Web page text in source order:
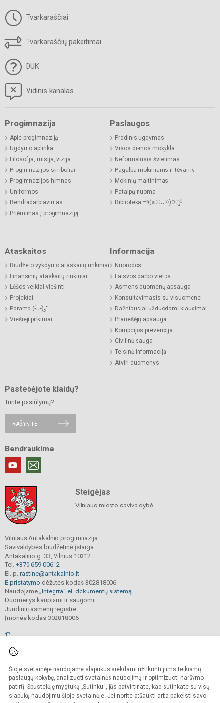
Šioje svetainėje naudojame slapukus siekdami užtikrinti jums teikiamų
paslaugų kokybę, analizuoti svetainės naudojimą ir optimizuoti naršymo
patirtį. Spustelėję mygtuką „Sutinku“, jūs patvirtinate, kad sutinkate su visų
slapukų naudojimu šioje svetainėje. Jei norite atšaukti arba pakeisti savo
Tvarkaraščiai
Tvarkaraščių pakeitimai
DUK
Vidinis kanalas
Progimnazija
Apie progimnaziją
Ugdymo aplinka
Filosofija, misija, vizija
Progimnazijos simboliai
Progimnazijos himnas
Uniformos
Bendradarbiavimas
Priėmimas į progimnaziją
Paslaugos
Pradinis ugdymas
Visos dienos mokykla
Neformalusis švietimas
Pagalba mokiniams ir tėvams
Mokinių maitinimas
Patalpų nuoma
Biblioteka =͟͟͞͞٩(๑☉ᴗ☉)੭ु⁾⁾
Ataskaitos
Biudžeto vykdymo ataskaitų rinkiniai
Finansinių ataskaitų rinkiniai
Lėšos veiklai viešinti
Projektai
Parama (•̀ᴗ•́)و ̑̑
Viešieji pirkimai
Informacija
Nuorodos
Laisvos darbo vietos
Asmens duomenų apsauga
Konsultavimasis su visuomene
Dažniausiai užduodami klausimai
Pranešėjų apsauga
Korupcijos prevencija
Civilinė sauga
Teisinė informacija
Atviri duomenys
Pastebėjote klaidų?
Turite pasiūlymų?
RAŠYKITE
Bendraukime
Steigėjas
Vilniaus miesto savivaldybė
Vilniaus Antakalnio progimnazija
Savivaldybės biudžetinė įstaiga
Antakalnio g. 33, Vilnius 10312
Tel. +370 659 00612
El. p. rastine@antakalnio.lt
E.pristatymo dėžutės kodas 302818006
Naudojame „Integrra“ el. dokumentų sistemą
Duomenys kaupiami ir saugomi
Juridinių asmenų registre
Įmonės kodas 302818006
Kopijuoti, cituoti ar kitaip atvaizduoti internetinės svetainės turinį be raštiško
mokyklos vadovų sutikimo yra draudžiama.
Prieinamumo paraiška Slapukų valdymas